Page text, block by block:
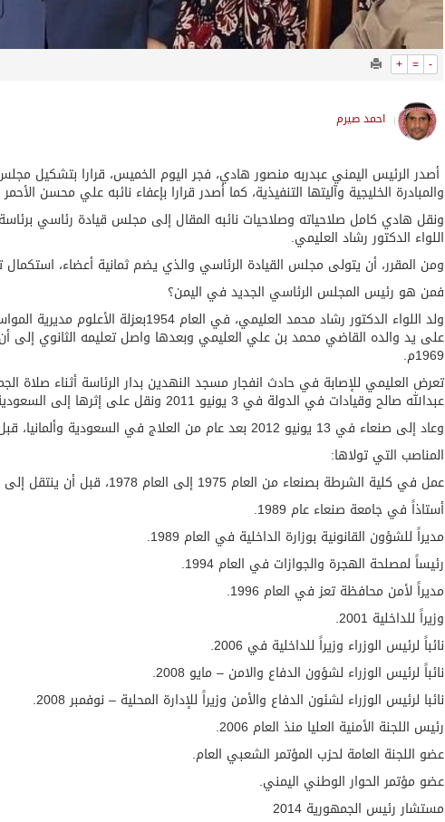
+ = -
احمد صيرم
أصدر الرئيس اليمني عبدربه منصور هادي، فجر اليوم الخميس، قرارا بتشكيل
والمبادرة الخليجية وآليتها التنفيذية، كما أصدر قرارا بإعفاء نائبه علي محسن
ونقل هادي كامل صلاحياته وصلاحيات نائبه المقال إلى مجلس قيادة رئاسي
اللواء الدكتور رشاد العليمي.
ومن المقرر، أن يتولى مجلس القيادة الرئاسي والذي يضم ثمانية أعضاء، استكمال
فمن هو رئيس المجلس الرئاسي الجديد في اليمن؟
ولد اللواء الدكتور رشاد محمد العليمي، في
على يد والده القاضي محمد بن علي العليمي وبعدها واصل تعليمه الثانوي إلى
1969م.
تعرض العليمي للإصابة في حادث انفجار مسجد النهدين بدار الرئاسة أثناء صلاة
عبدالله صالح وقيادات في الدولة في 3 يونيو 2011 ونقل على إثرها إلى السعودية للعلاج.
وعاد إلى صنعاء في 13 يونيو 2012 بعد عام من العلاج في السعودية وألمانيا، قبل ان يغادر صنعاء مجدداً عقب انقلاب ميليشيا الحوثي.
المناصب التي تولاها:
عمل في كلية الشرطة بصنعاء من العام 1975 إلى العام 1978، قبل أن ينتقل إلى إدارة البحث الجنائي حتى العام 1981.
أستاذاً في جامعة صنعاء عام 1989.
مديراً للشؤون القانونية بوزارة الداخلية في العام 1989.
رئيساً لمصلحة الهجرة والجوازات في العام 1994.
مديراً لأمن محافظة تعز في العام 1996.
وزيراً للداخلية 2001.
نائباً لرئيس الوزراء وزيراً للداخلية في 2006.
نائباً لرئيس الوزراء لشؤون الدفاع والامن – مايو 2008.
نائبا لرئيس الوزراء لشئون الدفاع والأمن وزيراً للإدارة المحلية – نوفمبر 2008.
رئيس اللجنة الأمنية العليا منذ العام 2006.
عضو اللجنة العامة لحزب المؤتمر الشعبي العام.
عضو مؤتمر الحوار الوطني اليمني.
مستشار رئيس الجمهورية 2014